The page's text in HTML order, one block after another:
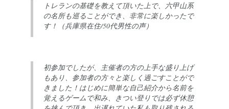
トレランの基礎を教えて頂いた上で、六甲山系
の名所も巡ることができ、非常に楽しかったで
す！（兵庫県在住/50代男性の声）
初参加でしたが、主催者の方の上手な盛り上げ
もあり、参加者の方々と楽しく過ごすことがで
きました！はじめに簡単な自己紹介から名前を
覚えるゲームで和み、きつい登りでは必ず休憩